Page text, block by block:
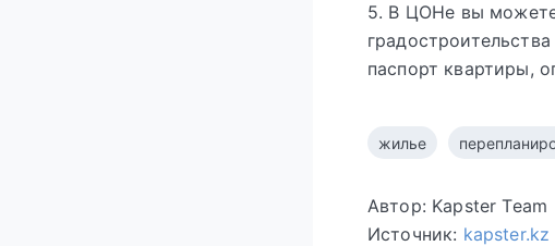
5. В ЦОНе вы можете
паспорт квартиры,
жилье
Автор: Kapster Team
Источник: kapster.kz